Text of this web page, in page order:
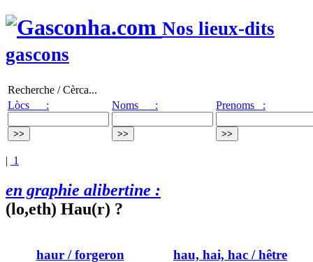
Nos lieux-dits
gascons
Recherche / Cèrca...
Lòcs :
Noms : Prenoms :
| 1
en graphie alibertine :
(lo,eth) Hau(r) ?
haur/ forgeron hau, hai, hac / hêtre